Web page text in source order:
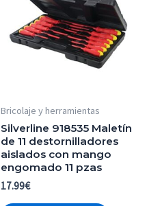
Bricolaje y herramientas
Silverline 918535 Maletín
de 11 destornilladores
aislados con mango
engomado 11 pzas
17.99€